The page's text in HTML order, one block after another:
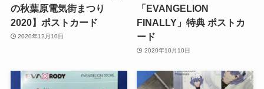
の秋葉原電気街まつり
2020】ポストカード
2020年12月10日
「EVANGELION
FINALLY」特典 ポストカ
ード
2020年10月10日